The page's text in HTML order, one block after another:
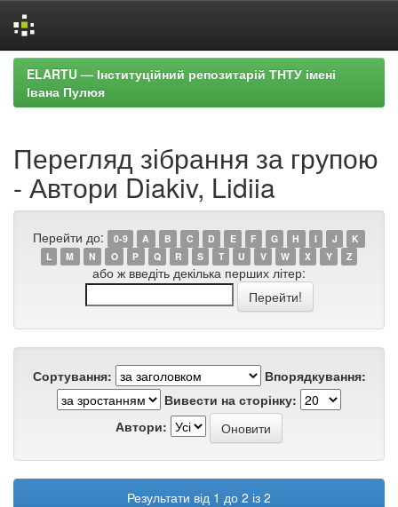
Skip
navigation
ELARTU — Інституційний репозитарій ТНТУ імені
Івана Пулюя
Перегляд зібрання за групою
- Автори Diakiv, Lidiia
Перейти до: 0-9 A B C D E F G H I J
K
L
M N O P Q R S T U V W X Y Z
або ж введіть декілька перших літер:
Сортування:
Впорядкування:
Вивести на сторінку:
Автори:
Результати від 1 до 2 із 2